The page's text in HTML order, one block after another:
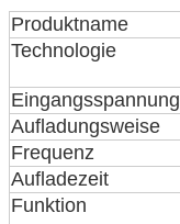
Produktname
Technologie
Eingangsspannung
Aufladungsweise
Frequenz
Aufladezeit
Funktion